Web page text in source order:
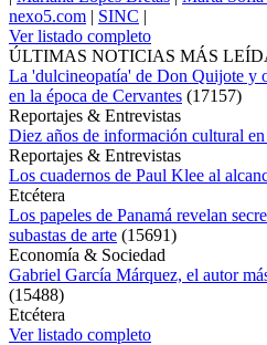
nexo5.com | SINC |
Ver listado completo
ÚLTIMAS NOTICIAS MÁS
La 'dulcineopatía' de Don Quijote y
en la época de Cervantes (17157)
Reportajes & Entrevistas
Diez años de información cultural
Reportajes & Entrevistas
Los cuadernos de Paul Klee al
Etcétera
Los papeles de Panamá revelan
subastas de arte (15691)
Economía & Sociedad
Gabriel García Márquez, el autor
(15488)
Etcétera
Ver listado completo